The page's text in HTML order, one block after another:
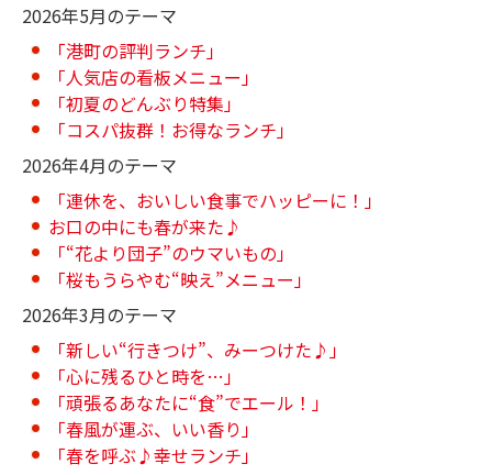
2026年5月のテーマ
「港町の評判ランチ」
「人気店の看板メニュー」
「初夏のどんぶり特集」
「コスパ抜群！お得なランチ」
2026年4月のテーマ
「連休を、おいしい食事でハッピーに！」
お口の中にも春が来た♪
「“花より団子”のウマいもの」
「桜もうらやむ“映え”メニュー」
2026年3月のテーマ
「新しい“行きつけ”、みーつけた♪」
「心に残るひと時を…」
「頑張るあなたに“食”でエール！」
「春風が運ぶ、いい香り」
「春を呼ぶ♪幸せランチ」